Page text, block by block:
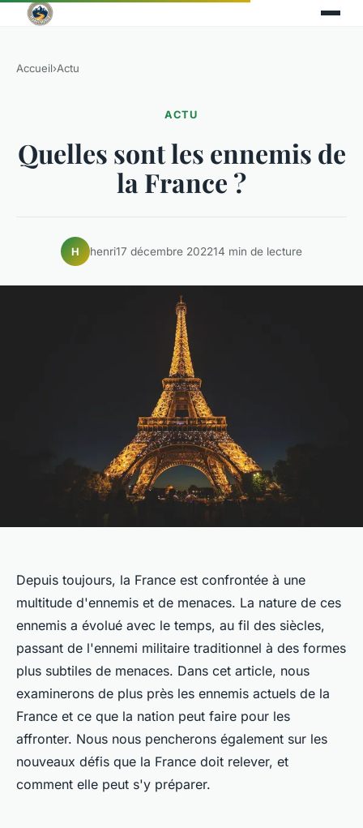
Accueil›Actu
ACTU
Quelles sont les ennemis de
la France ?
H henri17 décembre 202214 min de lecture
Depuis toujours, la France est confrontée à une
multitude d'ennemis et de menaces. La nature de ces
ennemis a évolué avec le temps, au fil des siècles,
passant de l'ennemi militaire traditionnel à des formes
plus subtiles de menaces. Dans cet article, nous
examinerons de plus près les ennemis actuels de la
France et ce que la nation peut faire pour les
affronter. Nous nous pencherons également sur les
nouveaux défis que la France doit relever, et
comment elle peut s'y préparer.